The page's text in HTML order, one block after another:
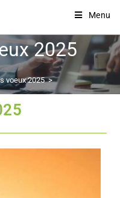
Menu
2025
voeux 2025 >